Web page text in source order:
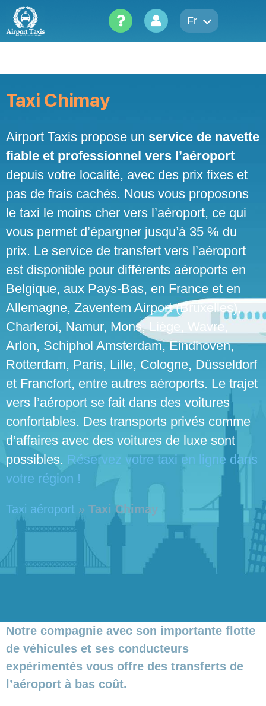
content
Fr
Taxi Chimay
Airport Taxis propose un service de navette
fiable et professionnel vers l’aéroport
depuis votre localité, avec des prix fixes et
pas de frais cachés. Nous vous proposons
le taxi le moins cher vers l’aéroport, ce qui
vous permet d’épargner jusqu’à 35 % du
prix. Le service de transfert vers l’aéroport
est disponible pour différents aéroports en
Belgique, aux Pays-Bas, en France et en
Allemagne, Zaventem Airport (Bruxelles),
Charleroi, Namur, Mons, Liège, Wavre,
Arlon, Schiphol Amsterdam, Eindhoven,
Rotterdam, Paris, Lille, Cologne, Düsseldorf
et Francfort, entre autres aéroports. Le trajet
vers l’aéroport se fait dans des voitures
confortables. Des transports privés comme
d’affaires avec des voitures de luxe sont
possibles. Réservez votre taxi en ligne dans
votre région !
Taxi aéroport » Taxi Chimay
Notre compagnie avec son importante flotte
de véhicules et ses conducteurs
expérimentés vous offre des transferts de
l’aéroport à bas coût.